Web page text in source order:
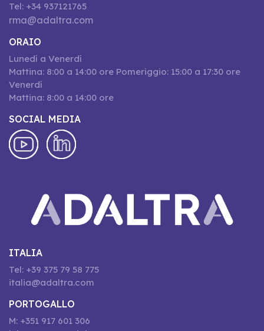
Tel: +34 937121765
rma@adaltra.com
ORAIO
Lunedí a Venerdí
Mattina: 8:00 a 14:00 ore Pomeriggio: 15:00 a 17:30 ore
Venerdí
Mattina: 8:00 a 14:00 ore
SOCIAL MEDIA
ITALIA
Tel: +39 375 79 58 775
italia@adaltra.com
PORTOGALLO
M: +351 917 601 306